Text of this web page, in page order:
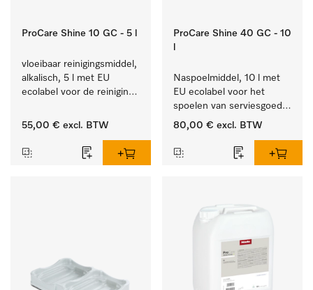
ProCare Shine 10 GC - 5 l
vloeibaar reinigingsmiddel,
alkalisch, 5 l met EU
ecolabel voor de reiniging
serviesgoed, bestek en
55,00 € excl. BTW
ProCare Shine 40 GC - 10
Naspoelmiddel, 10 l met
EU ecolabel voor het
spoelen van serviesgoed,
bestek en glazen.
80,00 € excl. BTW